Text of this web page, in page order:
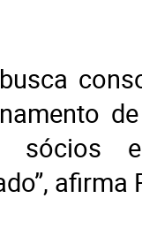
sócios e
afirma